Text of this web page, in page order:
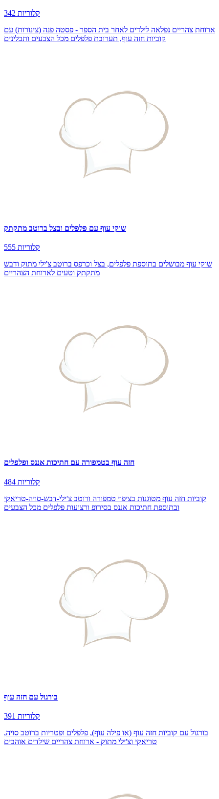
342 קלוריות
ארוחת צהריים נפלאה לילדים לאחר בית הספר - פסטה פנה (צינורות) עם
קוביות חזה עוף, תערובת פלפלים מכל הצבעים ותבלינים
שוקי עוף עם פלפלים ובצל ברוטב מתקתק
555 קלוריות
שוקי עוף מבושלים בתוספת פלפלים, בצל וכרפס ברוטב צ'ילי מתוק ודבש
מתקתק וטעים לארוחת הצהריים
חזה עוף בטמפורה עם חתיכות אננס ופלפלים
484 קלוריות
קוביות חזה עוף מטוגנות בציפוי טמפורה ורוטב צ'ילי-דבש-סויה-טריאקי
ובתוספת חתיכות אננס בסירופ ורצועות פלפלים מכל הצבעים
בורגול עם חזה עוף
391 קלוריות
בורגול עם קוביות חזה עוף (או פילה עוף), פלפלים ופטריות ברוטב סויה,
טריאקי וצ'ילי מתוק - ארוחת צהריים שילדים אוהבים